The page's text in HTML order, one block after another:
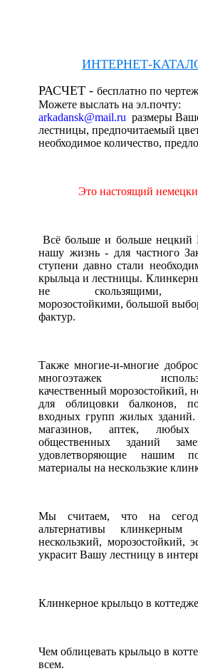
ИНТЕРНЕТ-
РАСЧЕТ - бесплатно по
Можете выслать на эл.почту:
arkadansk@mail.ru размеры
лестницы, предпочитаемый
необходимое количество,
Это настоящий
Всё больше и больше
нашу жизнь - для частного
ступени давно стали
крыльца и лестницы.
не скользящими,
морозостойкими, большой
фактур.
Также многие-и-многие
многоэтажек
качественный морозостойкий,
для облицовки балконов,
входных групп жилых
магазинов, аптек,
общественных зданий
удовлетворяющие нашим
материалы на нескользкие
Мы считаем, что на
альтернативы
нескользкий, морозостойкий,
украсит Вашу лестницу в
Клинкерное крыльцо в
Чем облицевать крыльцо в
всем.